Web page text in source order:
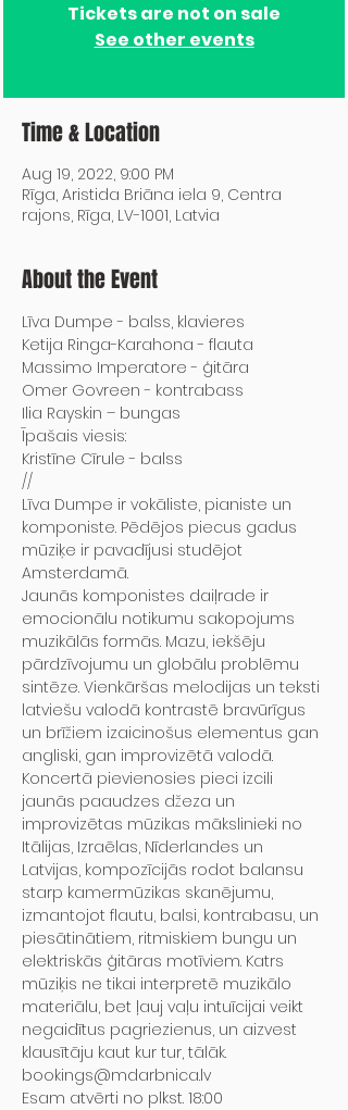
Tickets are not on sale
See other events
Time & Location
Aug 19, 2022, 9:00 PM
Rīga, Aristida Briāna iela 9, Centra
rajons, Rīga, LV-1001, Latvia
About the Event
Līva Dumpe - balss, klavieres
Ketija Ringa-Karahona - flauta
Massimo Imperatore - ģitāra
Omer Govreen - kontrabass
Ilia Rayskin – bungas
Īpašais viesis:
Kristīne Cīrule - balss
//
Līva Dumpe ir vokāliste, pianiste un
komponiste. Pēdējos piecus gadus
mūziķe ir pavadījusi studējot
Amsterdamā.
Jaunās komponistes daiļrade ir
emocionālu notikumu sakopojums
muzikālās formās. Mazu, iekšēju
pārdzīvojumu un globālu problēmu
sintēze. Vienkāršas melodijas un teksti
latviešu valodā kontrastē bravūrīgus
un brīžiem izaicinošus elementus gan
angliski, gan improvizētā valodā.
Koncertā pievienosies pieci izcili
jaunās paaudzes džeza un
improvizētas mūzikas mākslinieki no
Itālijas, Izraēlas, Nīderlandes un
Latvijas, kompozīcijās rodot balansu
starp kamermūzikas skanējumu,
izmantojot flautu, balsi, kontrabasu, un
piesātinātiem, ritmiskiem bungu un
elektriskās ģitāras motīviem. Katrs
mūziķis ne tikai interpretē muzikālo
materiālu, bet ļauj vaļu intuīcijai veikt
negaidītus pagriezienus, un aizvest
klausītāju kaut kur tur, tālāk.
bookings@mdarbnica.lv
Esam atvērti no plkst. 18:00